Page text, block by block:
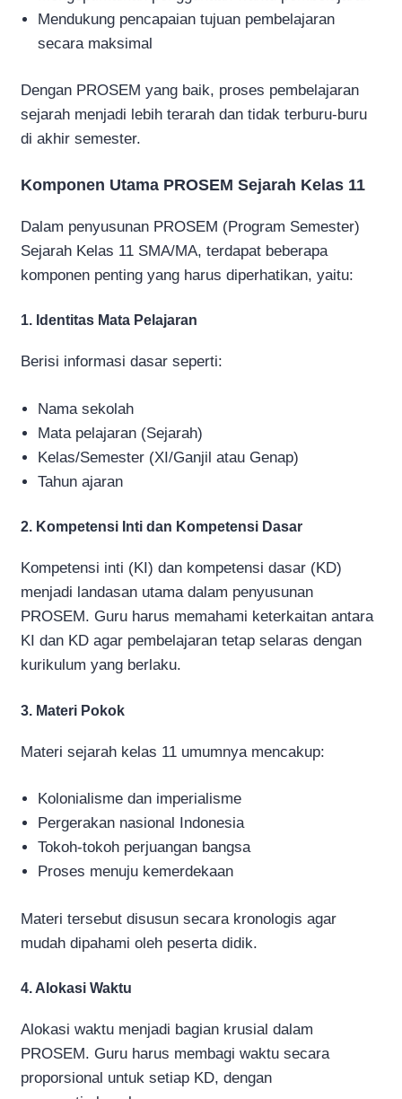
Mendukung pencapaian tujuan pembelajaran
secara maksimal
Dengan PROSEM yang baik, proses pembelajaran
sejarah menjadi lebih terarah dan tidak terburu-buru
di akhir semester.
Komponen Utama PROSEM Sejarah Kelas 11
Dalam penyusunan PROSEM (Program Semester)
Sejarah Kelas 11 SMA/MA, terdapat beberapa
komponen penting yang harus diperhatikan, yaitu:
1. Identitas Mata Pelajaran
Berisi informasi dasar seperti:
Nama sekolah
Mata pelajaran (Sejarah)
Kelas/Semester (XI/Ganjil atau Genap)
Tahun ajaran
2. Kompetensi Inti dan Kompetensi Dasar
Kompetensi inti (KI) dan kompetensi dasar (KD)
menjadi landasan utama dalam penyusunan
PROSEM. Guru harus memahami keterkaitan antara
KI dan KD agar pembelajaran tetap selaras dengan
kurikulum yang berlaku.
3. Materi Pokok
Materi sejarah kelas 11 umumnya mencakup:
Kolonialisme dan imperialisme
Pergerakan nasional Indonesia
Tokoh-tokoh perjuangan bangsa
Proses menuju kemerdekaan
Materi tersebut disusun secara kronologis agar
mudah dipahami oleh peserta didik.
4. Alokasi Waktu
Alokasi waktu menjadi bagian krusial dalam
PROSEM. Guru harus membagi waktu secara
proporsional untuk setiap KD, dengan